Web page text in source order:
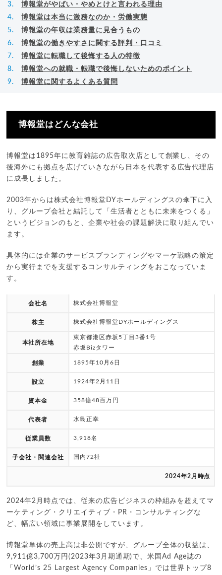
博報堂︎がやばい・やめとけと言われる理由
博報堂︎は本当に激務なのか・労働実態
博報堂の年収は業務量に見合うもの
博報堂︎の働きやすさに関する評判・口コミ
博報堂に転職して後悔する人の特徴
博報堂への就職・転職で後悔しないためのポイント
博報堂に関するよくある質問
博報堂︎はどんな会社
博報堂は1895年に教育雑誌の広告取次店として創業し、その
後海外にも拠点を広げていきながら日本を代表する広告代理店
に成長しました。
2003年からは株式会社博報堂DYホールディングスの傘下に入
り、グループ会社と結託して「生活者とともに未来をつくる」
というビジョンのもと、企業や社会の課題解決に取り組んでい
ます。
具体的には企業のサービスブランディングやマーケ戦略の策定
から実行までを支援するコンサルティングをおこなっていま
す。
会社名 株式会社博報堂
株主 株式会社博報堂DYホールディングス
本社所在地
東京都港区赤坂5丁目3番1号
赤坂Bizタワー
創業 1895年10月6日
設立 1924年2月11日
資本金 358億48百万円
代表者 水島正幸
従業員数 3,918名
子会社・関連会社 国内72社
2024年2月時点
2024年2月時点では、従来の広告ビジネスの枠組みを超えてマ
ーケティング・クリエイティブ・PR・コンサルティングな
ど、幅広い領域に事業展開をしています。
博報堂単体の売上高は非公開ですが、グループ全体の収益は、
9,911億3,700万円(2023年3月期通期)で、米国Ad Age誌の
「World’s 25 Largest Agency Companies」では世界トップ8